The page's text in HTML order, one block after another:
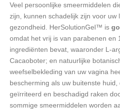
Veel persoonlijke smeermiddelen
zijn, kunnen schadelijk zijn voor uw
gezondheid. HerSolutionGel™ is
omdat het vrij is van parabenen en
ingrediënten bevat, waaronder L-
Cacaoboter; en natuurlijke
weefselbekleding van uw vagina
bescherming als uw buitenste
geïrriteerd en beschadigd raken
sommige smeermiddelen worden